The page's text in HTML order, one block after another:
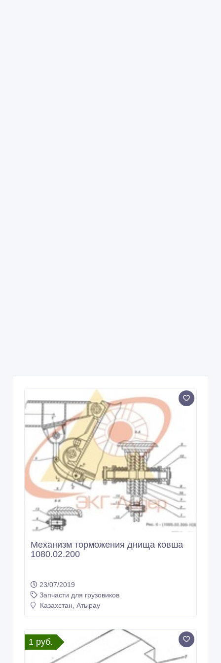
Механизм торможения днища ковша
1080.02.200
23/07/2019
Запчасти для грузовиков
Казахстан, Атырау
1 руб.